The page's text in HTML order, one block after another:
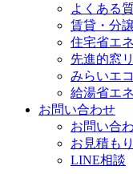
よくある
賃貸・分
住宅省エ
先進的窓
みらいエ
給湯省エ
お問い合わせ
お問い合
お見積も
LINE相談